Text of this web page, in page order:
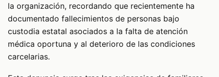
la organización, recordando que recientemente ha
documentado fallecimientos de personas bajo
custodia estatal asociados a la falta de atención
médica oportuna y al deterioro de las condiciones
carcelarias.